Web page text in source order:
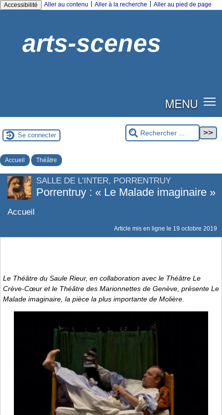
Accessibilité Aller au contenu Aller à la recherche Aller au pied de page
arts-scenes
MENU
Se connecter
Accueil Théâtre
SALLE DE L’INTER, PORRENTRUY
Porrentruy : « Le Malade imaginaire »
Accueil
Article mis en ligne le 19 octobre 2019
Le Théâtre du Saule Rieur, en collaboration avec le Théâtre Le
Crève-Cœur et le Théâtre des Marionnettes de Genève, présente Le
Malade imaginaire , la pièce la plus importante de Molière.